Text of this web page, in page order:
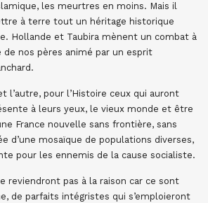
les meurtres en moins. Mais il
à terre tout un héritage historique
Hollande et Taubira mènent un combat à
nos pères animé par un esprit
l’autre, pour l’Histoire ceux qui auront
à leurs yeux, le vieux monde et être
France nouvelle sans frontière, sans
d’une mosaïque de populations diverses,
pour les ennemis de la cause socialiste.
reviendront pas à la raison car ce sont
de parfaits intégristes qui s’emploieront